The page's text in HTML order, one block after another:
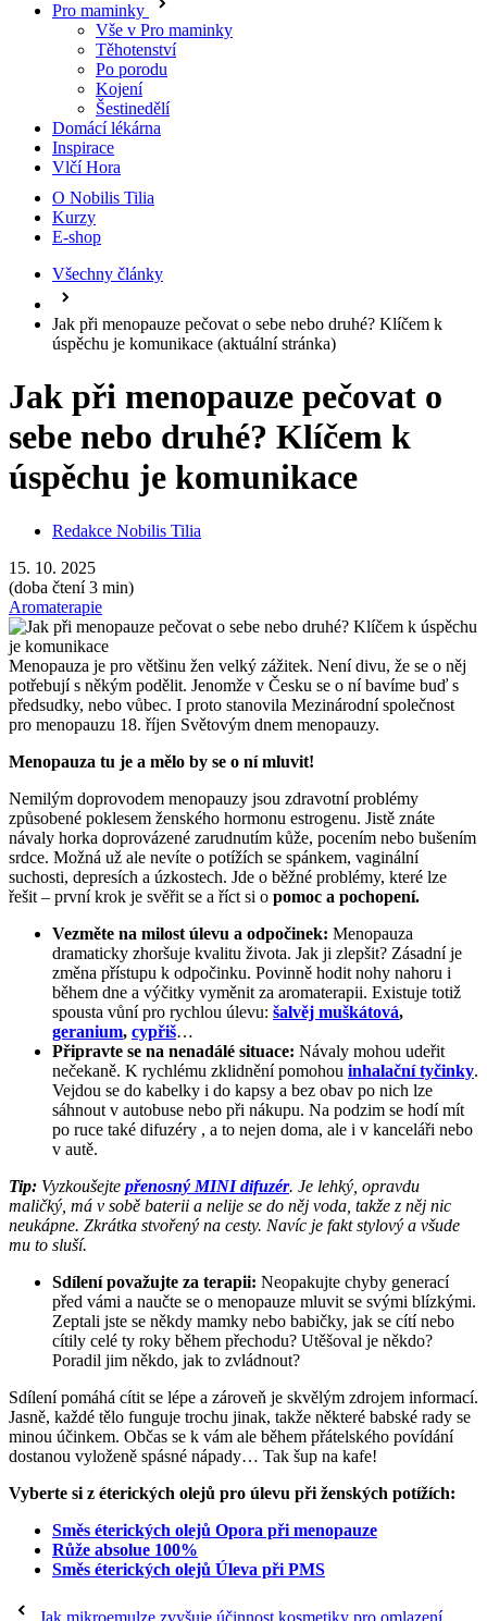
Pro maminky
Vše v Pro maminky
Těhotenství
Po porodu
Kojení
Šestinedělí
Domácí lékárna
Inspirace
Vlčí Hora
O Nobilis Tilia
Kurzy
E-shop
Všechny články
Jak při menopauze pečovat o sebe nebo druhé? Klíčem k
úspěchu je komunikace (aktuální stránka)
Jak při menopauze pečovat o
sebe nebo druhé? Klíčem k
úspěchu je komunikace
Redakce Nobilis Tilia
15. 10. 2025
(doba čtení 3 min)
Aromaterapie
Menopauza je pro většinu žen velký zážitek. Není divu, že se o něj
potřebují s někým podělit. Jenomže v Česku se o ní bavíme buď s
předsudky, nebo vůbec. I proto stanovila Mezinárodní společnost
pro menopauzu 18. říjen Světovým dnem menopauzy.
Menopauza tu je a mělo by se o ní mluvit!
Nemilým doprovodem menopauzy jsou zdravotní problémy
způsobené poklesem ženského hormonu estrogenu. Jistě znáte
návaly horka doprovázené zarudnutím kůže, pocením nebo bušením
srdce. Možná už ale nevíte o potížích se spánkem, vaginální
suchosti, depresích a úzkostech. Jde o běžné problémy, které lze
řešit – první krok je svěřit se a říct si o pomoc a pochopení.
Vezměte na milost úlevu a odpočinek: Menopauza
dramaticky zhoršuje kvalitu života. Jak ji zlepšit? Zásadní je
změna přístupu k odpočinku. Povinně hodit nohy nahoru i
během dne a výčitky vyměnit za aromaterapii. Existuje totiž
spousta vůní pro rychlou úlevu: šalvěj muškátová,
geranium, cypřiš…
Připravte se na nenadálé situace: Návaly mohou udeřit
nečekaně. K rychlému zklidnění pomohou inhalační tyčinky.
Vejdou se do kabelky i do kapsy a bez obav po nich lze
sáhnout v autobuse nebo při nákupu. Na podzim se hodí mít
po ruce také difuzéry , a to nejen doma, ale i v kanceláři nebo
v autě.
Tip: Vyzkoušejte přenosný MINI difuzér. Je lehký, opravdu
maličký, má v sobě baterii a nelije se do něj voda, takže z něj nic
neukápne. Zkrátka stvořený na cesty. Navíc je fakt stylový a všude
mu to sluší.
Sdílení považujte za terapii: Neopakujte chyby generací
před vámi a naučte se o menopauze mluvit se svými blízkými.
Zeptali jste se někdy mamky nebo babičky, jak se cítí nebo
cítily celé ty roky během přechodu? Utěšoval je někdo?
Poradil jim někdo, jak to zvládnout?
Sdílení pomáhá cítit se lépe a zároveň je skvělým zdrojem informací.
Jasně, každé tělo funguje trochu jinak, takže některé babské rady se
minou účinkem. Občas se k vám ale během přátelského povídání
dostanou vyloženě spásné nápady… Tak šup na kafe!
Vyberte si z éterických olejů pro úlevu při ženských potížích:
Směs éterických olejů Opora při menopauze
Růže absolue 100%
Směs éterických olejů Úleva při PMS
Jak mikroemulze zvyšuje účinnost kosmetiky pro omlazení